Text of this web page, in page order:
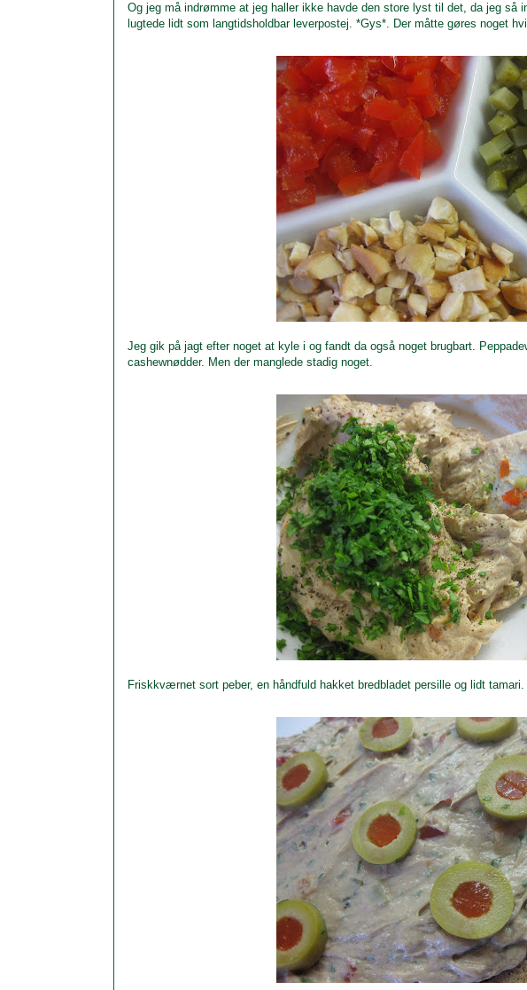
Og jeg må indrømme at jeg haller ikke havde den store lyst til det, da jeg så
lugtede lidt som langtidsholdbar leverpostej. *Gys*. Der måtte gøres noget
Jeg gik på jagt efter noget at kyle i og fandt da også noget brugbart.
cashewnødder. Men der manglede stadig noget.
Friskkværnet sort peber, en håndfuld hakket bredbladet persille og lidt